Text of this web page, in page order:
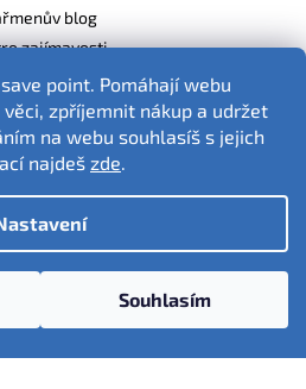
point. Pomáhají webu
zpříjemnit nákup a udržet
na webu souhlasíš s jejich
najdeš zde.
Souhlasím
blog
zajímavosti
ekologicky
jsou ilustrativní.
. Všechna práva vyhrazena.